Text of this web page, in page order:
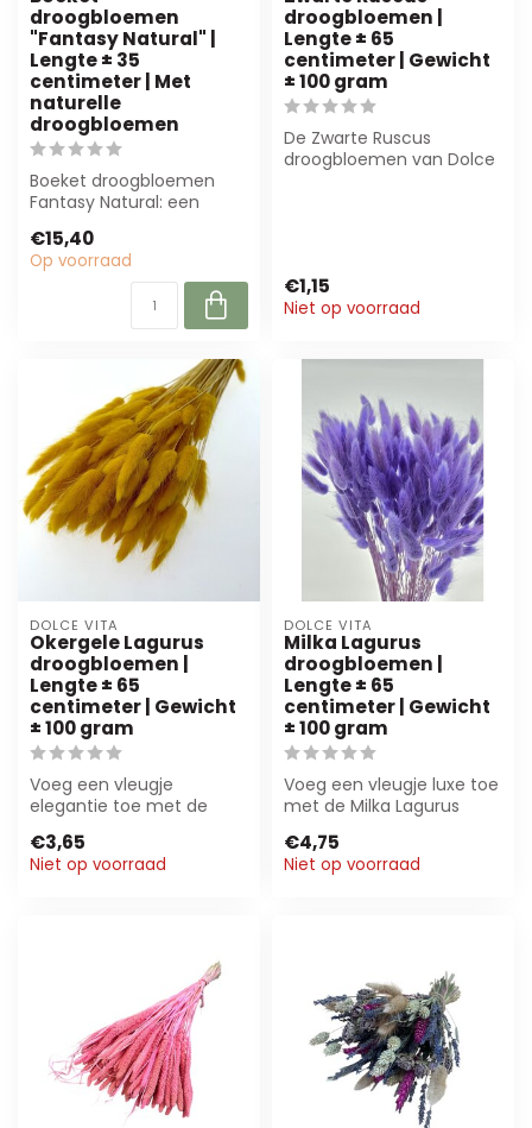
droogbloemen
"Fantasy Natural" |
Lengte ± 35
centimeter | Met
naturelle
droogbloemen
Boeket droogbloemen
Fantasy Natural: een
boeket van natuurlij...
€15,40
Op voorraad
droogbloemen |
Lengte ± 65
centimeter | Gewicht
± 100 gram
De Zwarte Ruscus
droogbloemen van Dolce
€1,15
Niet op voorraad
DOLCE VITA
Okergele Lagurus
droogbloemen |
Lengte ± 65
centimeter | Gewicht
± 100 gram
Voeg een vleugje
elegantie toe met de
droogbloemen van Dolce
Vi...
€3,65
Niet op voorraad
DOLCE VITA
Milka Lagurus
droogbloemen |
Lengte ± 65
centimeter | Gewicht
± 100 gram
Voeg een vleugje luxe toe
met de Milka Lagurus
Vita. Duur...
€4,75
Niet op voorraad